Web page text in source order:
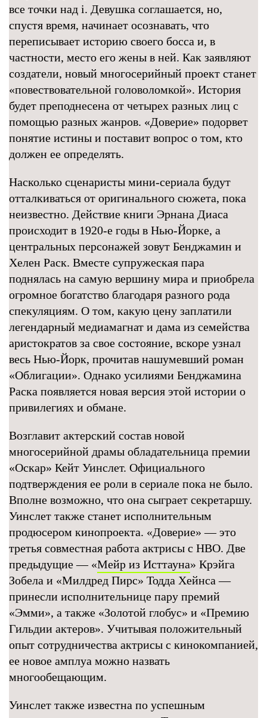
все точки над i. Девушка соглашается, но,
спустя время, начинает осознавать, что
переписывает историю своего босса и, в
частности, место его жены в ней. Как заявляют
создатели, новый многосерийный проект станет
«повествовательной головоломкой». История
будет преподнесена от четырех разных лиц с
помощью разных жанров. «Доверие» подорвет
понятие истины и поставит вопрос о том, кто
должен ее определять.
Насколько сценаристы мини-сериала будут
отталкиваться от оригинального сюжета, пока
неизвестно. Действие книги Эрнана Диаса
происходит в 1920-е годы в Нью-Йорке, а
центральных персонажей зовут Бенджамин и
Хелен Раск. Вместе супружеская пара
поднялась на самую вершину мира и приобрела
огромное богатство благодаря разного рода
спекуляциям. О том, какую цену заплатили
легендарный медиамагнат и дама из семейства
аристократов за свое состояние, вскоре узнал
весь Нью-Йорк, прочитав нашумевший роман
«Облигации». Однако усилиями Бенджамина
Раска появляется новая версия этой истории о
привилегиях и обмане.
Возглавит актерский состав новой
многосерийной драмы обладательница премии
«Оскар» Кейт Уинслет. Официального
подтверждения ее роли в сериале пока не было.
Вполне возможно, что она сыграет секретаршу.
Уинслет также станет исполнительным
продюсером кинопроекта. «Доверие» — это
третья совместная работа актрисы с HBO. Две
предыдущие — «Мейр из Исттауна» Крэйга
Зобела и «Милдред Пирс» Тодда Хейнса —
принесли исполнительнице пару премий
«Эмми», а также «Золотой глобус» и «Премию
Гильдии актеров». Учитывая положительный
опыт сотрудничества актрисы с кинокомпанией,
ее новое амплуа можно назвать
многообещающим.
Уинслет также известна по успешным